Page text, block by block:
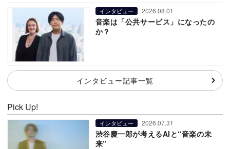
インタビュー 2026.08.01
音楽は「公共サービス」になったの
か？
インタビュー記事一覧
Pick Up!
インタビュー 2026.07.31
渋谷慶一郎が考えるAIと“音楽の未
来”